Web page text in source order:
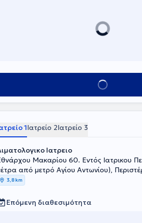
Κλείσε ραντεβού
1Ιατρείο 2Ιατρείο 3
Ιατρειο
Μακαρίου 60. Εντός Ιατρικου Περιστερίου (50
από μετρό Αγίου Αντωνίου),
3,8 km
Επόμενη διαθεσιμότητα